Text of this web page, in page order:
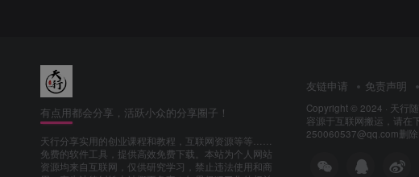
有点用都会分享，活跃小众的分享圈子！
天行分享实用的创业课程和教程，互联网资源等等……
免费的软件工具，提供高效免费下载。本站为个人网站
资源均来自互联网，仅供研究学习，禁止违法使用和商
友链申请 免责声明
Copyright © 2024 · 天行
容源于互联网搬运，请在
250060537@qq.com删